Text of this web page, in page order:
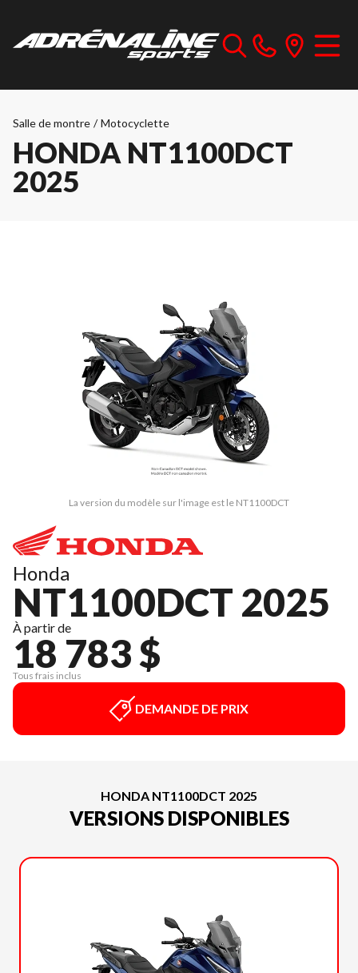
Salle de montre / Motocyclette
HONDA NT1100DCT
2025
La version du modèle sur l'image est le NT1100DCT
Honda
NT1100DCT 2025
À partir de
18 783 $
Tous frais inclus
DEMANDE DE PRIX
HONDA NT1100DCT 2025
VERSIONS DISPONIBLES